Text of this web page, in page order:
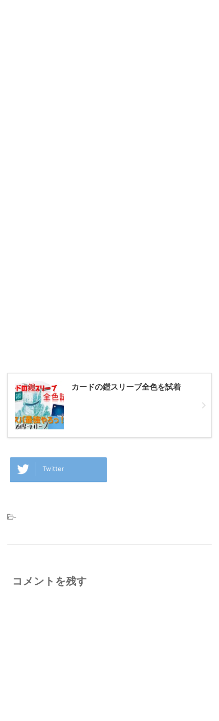
カードの鎧スリーブ全色を試着
Twitter
-
コメントを残す